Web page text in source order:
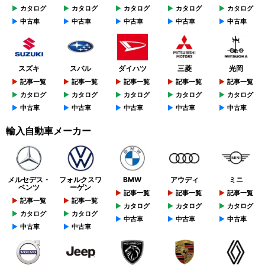
カタログ
中古車
カタログ
中古車
カタログ
中古車
カタログ
中古車
カタログ
中古車
スズキ
記事一覧
カタログ
中古車
スバル
記事一覧
カタログ
中古車
ダイハツ
記事一覧
カタログ
中古車
三菱
記事一覧
カタログ
中古車
光岡
記事一覧
カタログ
中古車
輸入自動車メーカー
メルセデス・
ベンツ
記事一覧
カタログ
中古車
フォルクスワ
ーゲン
記事一覧
カタログ
中古車
BMW
記事一覧
カタログ
中古車
アウディ
記事一覧
カタログ
中古車
ミニ
記事一覧
カタログ
中古車